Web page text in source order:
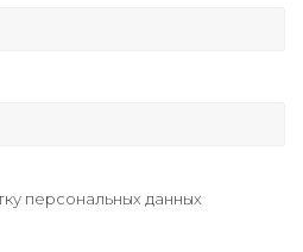
персональных данных